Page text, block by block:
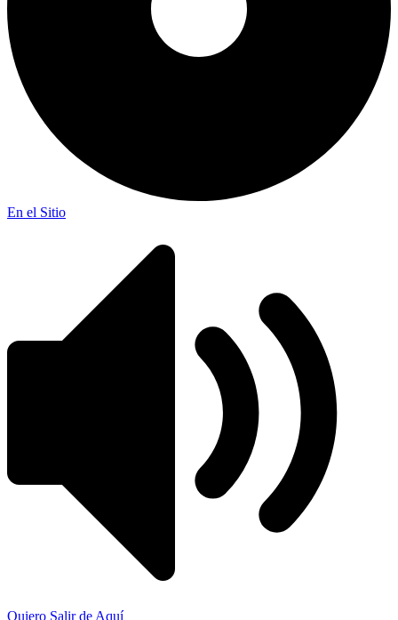
En el Sitio
Quiero Salir de Aquí